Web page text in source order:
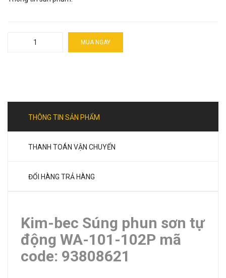
MUA NGAY
THÔNG TIN SẢN PHẨM
THANH TOÁN VẬN CHUYỂN
ĐỔI HÀNG TRẢ HÀNG
Kim-bec Súng phun sơn tự
động WA-101-102P mã
code: 93808621